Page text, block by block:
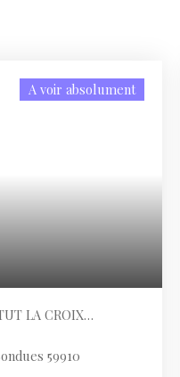
A voir absolument
LA CROIX
59910